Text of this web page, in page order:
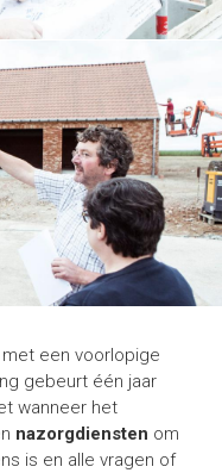
een voorlopige
gebeurt één jaar
wanneer het
nazorgdiensten om
is en alle vragen of